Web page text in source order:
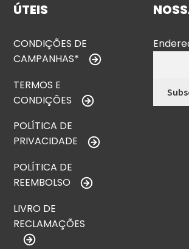
ÚTEIS
CONDIÇÕES DE
CAMPANHAS*
TERMOS E
CONDIÇÕES
POLÍTICA DE
PRIVACIDADE
POLÍTICA DE
REEMBOLSO
LIVRO DE
RECLAMAÇÕES